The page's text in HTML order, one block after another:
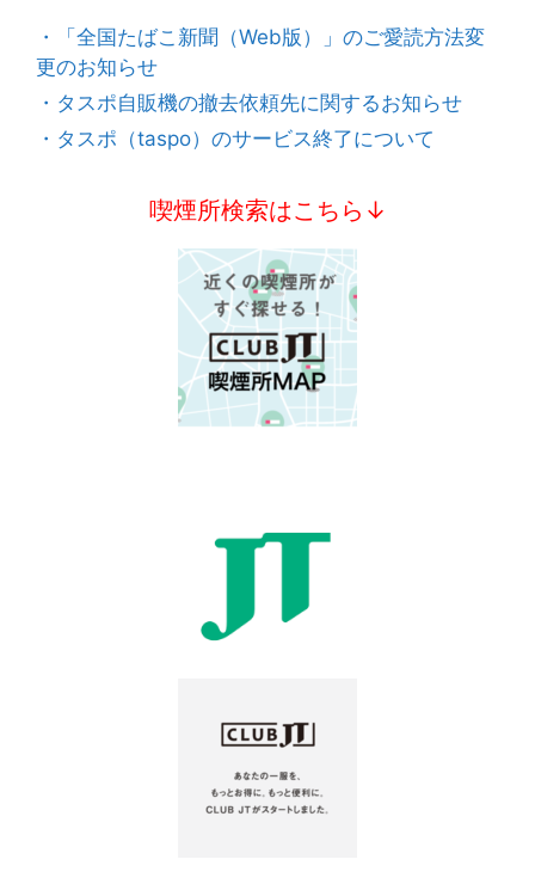
・「全国たばこ新聞（Web版）」のご愛読方法変
更のお知らせ
・タスポ自販機の撤去依頼先に関するお知らせ
・タスポ（taspo）のサービス終了について
喫煙所検索はこちら↓